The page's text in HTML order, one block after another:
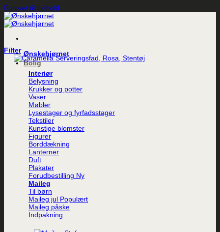
Fortsæt til indhold
Ønskehjørnet
Bolig
Interiør
Belysning
Krukker og potter
Vaser
Møbler
Lysestager og fyrfadsstager
Tekstiler
Kunstige blomster
Figurer
Borddækning
Lanterner
Duft
Plakater
Forudbestilling
Maileg
Til børn
Maileg jul
Maileg påske
Indpakning
Filter